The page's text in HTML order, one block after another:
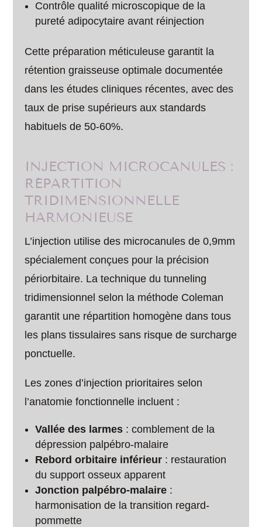
Contrôle qualité microscopique de la
pureté adipocytaire avant réinjection
Cette préparation méticuleuse garantit la
rétention graisseuse optimale documentée
dans les études cliniques récentes, avec des
taux de prise supérieurs aux standards
habituels de 50-60%.
INJECTION MICROCANULES :
RÉPARTITION
TRIDIMENSIONNELLE
HARMONIEUSE
L’injection utilise des microcanules de 0,9mm
spécialement conçues pour la précision
périorbitaire. La technique du tunneling
tridimensionnel selon la méthode Coleman
garantit une répartition homogène dans tous
les plans tissulaires sans risque de surcharge
ponctuelle.
Les zones d’injection prioritaires selon
l’anatomie fonctionnelle incluent :
Vallée des larmes : comblement de la
dépression palpébro-malaire
Rebord orbitaire inférieur : restauration
du support osseux apparent
Jonction palpébro-malaire :
harmonisation de la transition regard-
pommette